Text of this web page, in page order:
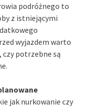
podróżnego to
z istniejącymi
wyjazdem warto
czy potrzebne są
jak nurkowanie czy